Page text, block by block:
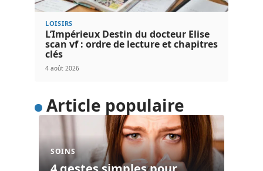
LOISIRS
L’Impérieux Destin du docteur Elise
scan vf : ordre de lecture et chapitres
clés
4 août 2026
Article populaire
SOINS